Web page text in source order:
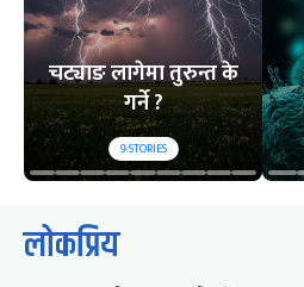
चट्याङ लागेमा तुरुन्त के
गर्ने ?
9STORIES
लोकप्रिय